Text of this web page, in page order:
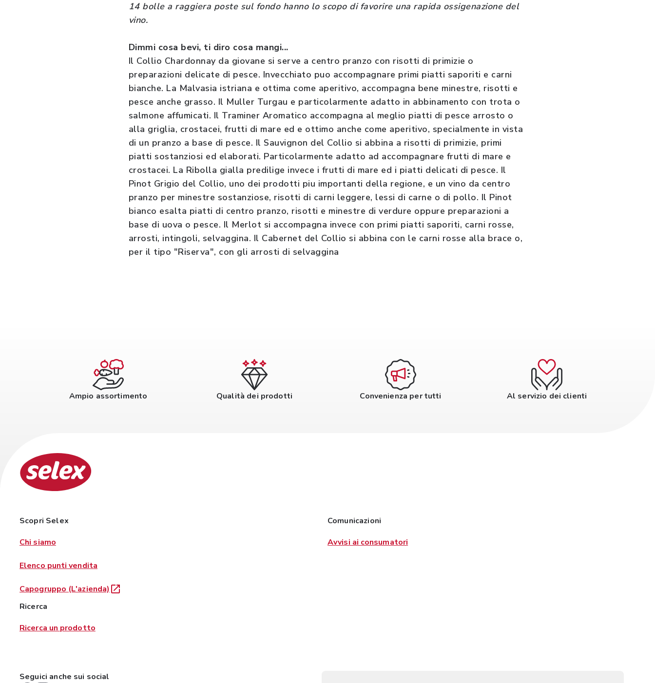
14 bolle a raggiera poste sul fondo hanno lo scopo di favorire una rapida ossigenazione del
vino.
Dimmi cosa bevi, ti diro cosa mangi...
Il Collio Chardonnay da giovane si serve a centro pranzo con risotti di primizie o
preparazioni delicate di pesce. Invecchiato puo accompagnare primi piatti saporiti e carni
bianche. La Malvasia istriana e ottima come aperitivo, accompagna bene minestre, risotti e
pesce anche grasso. Il Muller Turgau e particolarmente adatto in abbinamento con trota o
salmone affumicati. Il Traminer Aromatico accompagna al meglio piatti di pesce arrosto o
alla griglia, crostacei, frutti di mare ed e ottimo anche come aperitivo, specialmente in vista
di un pranzo a base di pesce. Il Sauvignon del Collio si abbina a risotti di primizie, primi
piatti sostanziosi ed elaborati. Particolarmente adatto ad accompagnare frutti di mare e
crostacei. La Ribolla gialla predilige invece i frutti di mare ed i piatti delicati di pesce. Il
Pinot Grigio del Collio, uno dei prodotti piu importanti della regione, e un vino da centro
pranzo per minestre sostanziose, risotti di carni leggere, lessi di carne o di pollo. Il Pinot
bianco esalta piatti di centro pranzo, risotti e minestre di verdure oppure preparazioni a
base di uova o pesce. Il Merlot si accompagna invece con primi piatti saporiti, carni rosse,
arrosti, intingoli, selvaggina. Il Cabernet del Collio si abbina con le carni rosse alla brace o,
per il tipo "Riserva", con gli arrosti di selvaggina
Ampio assortimento Qualità dei prodotti Convenienza per tutti Al servizio dei clienti
Scopri Selex
Chi siamo
Elenco punti vendita
Capogruppo (L'azienda)
Comunicazioni
Avvisi ai consumatori
Ricerca
Ricerca un prodotto
Seguici anche sui social